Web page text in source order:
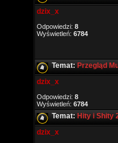
dzix_x
Odpowiedzi: 8
Wyświetleń: 6784
Temat: Przegląd
dzix_x
Odpowiedzi: 8
Wyświetleń: 6784
Temat: Hity i Shity
dzix_x